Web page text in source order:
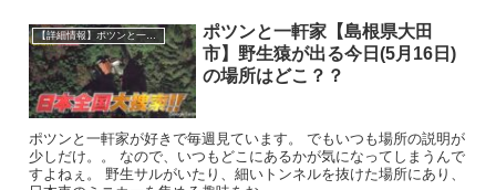
【詳細情報】ポツンと一軒家の場所はどこ？
ポツンと一軒家【島根県大田
市】野生猿が出る今日(5月16日)
の場所はどこ？？
ポツンと一軒家が好きで毎週見ています。 でもいつも場所の説明が
少しだけ。。 なので、いつもどこにあるかが気になってしまうんで
すよねぇ。 野生サルがいたり、細いトンネルを抜けた場所にあり、